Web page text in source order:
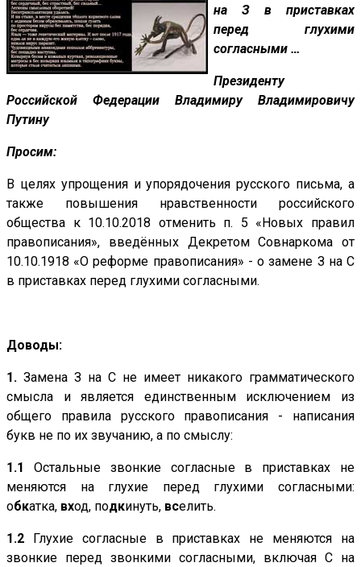
на З в приставках
перед глухими
согласными …
Президенту
Российской Федерации Владимиру Владимировичу
Путину
Просим:
В целях упрощения и упорядочения русского письма, а
также повышения нравственности российского
общества к 10.10.2018 отменить п. 5 «Новых правил
правописания», введённых Декретом Совнаркома от
10.10.1918 «О реформе правописания» - о замене З на С
в приставках перед глухими согласными.
Доводы:
1. Замена З на С не имеет никакого грамматического
смысла и является единственным исключением из
общего правила русского правописания - написания
букв не по их звучанию, а по смыслу:
1.1
Остальные звонкие согласные в приставках не
меняются на глухие перед глухими согласными:
обкатка, вход, подкинуть, вселить.
1.2 Глухие согласные в приставках не меняются на
звонкие перед звонкими согласными, включая С на